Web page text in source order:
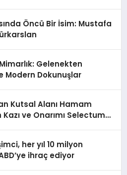
Öncü Bir İsim: Mustafa
Gelenekten
Modern Dokunuşlar
Kutsal Alanı Hamam
Kazı ve Onarımı Selectum
her yıl 10 milyon
ihraç ediyor